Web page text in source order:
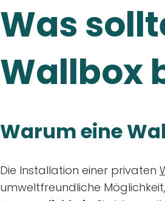
Was
Wallbox
Warum eine
Die Installation einer privaten
umweltfreundliche